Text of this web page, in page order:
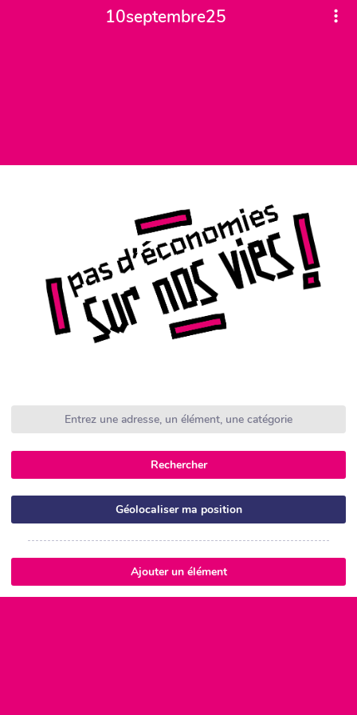
10septembre25
Rechercher
Géolocaliser ma position
Ajouter un élément